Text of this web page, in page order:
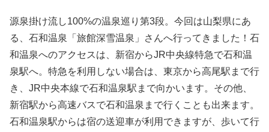
源泉掛け流し100%の温泉巡り第3段。今回は山梨県にあ
る、石和温泉「旅館深雪温泉」さんへ行ってきました！石
和温泉へのアクセスは、新宿からJR中央線特急で石和温
泉駅へ。特急を利用しない場合は、東京から高尾駅まで行
き、 JR中央本線で石和温泉駅まで向かいます。その他、
新宿駅から高速バスで石和温泉まで行くことも出来ます。
石和温泉駅からは宿の送迎車が利用できますが、歩いて行